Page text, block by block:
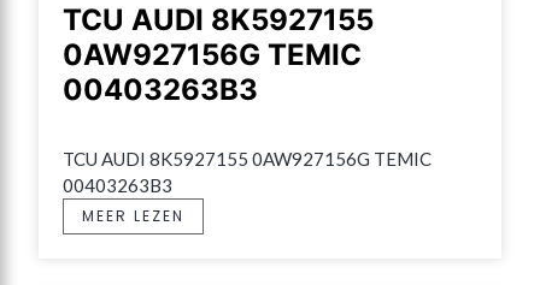
TCU AUDI 8K5927155
0AW927156G TEMIC
00403263B3
TCU AUDI 8K5927155 0AW927156G TEMIC
00403263B3
MEER LEZEN